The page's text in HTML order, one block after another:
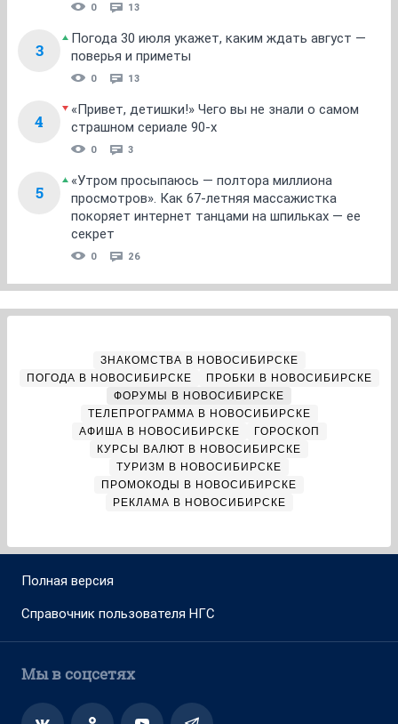
0 13
3
Погода 30 июля укажет, каким ждать август —
поверья и приметы
0 13
4
«Привет, детишки!» Чего вы не знали о самом
страшном сериале 90-х
0 3
5
«Утром просыпаюсь — полтора миллиона
просмотров». Как 67-летняя массажистка
покоряет интернет танцами на шпильках — ее
секрет
0 26
ЗНАКОМСТВА В НОВОСИБИРСКЕ
ПОГОДА В НОВОСИБИРСКЕ
ПРОБКИ В НОВОСИБИРСКЕ
ФОРУМЫ В НОВОСИБИРСКЕ
ТЕЛЕПРОГРАММА В НОВОСИБИРСКЕ
АФИША В НОВОСИБИРСКЕ
ГОРОСКОП
КУРСЫ ВАЛЮТ В НОВОСИБИРСКЕ
ТУРИЗМ В НОВОСИБИРСКЕ
ПРОМОКОДЫ В НОВОСИБИРСКЕ
РЕКЛАМА В НОВОСИБИРСКЕ
Полная версия
Справочник пользователя НГС
Мы в соцсетях